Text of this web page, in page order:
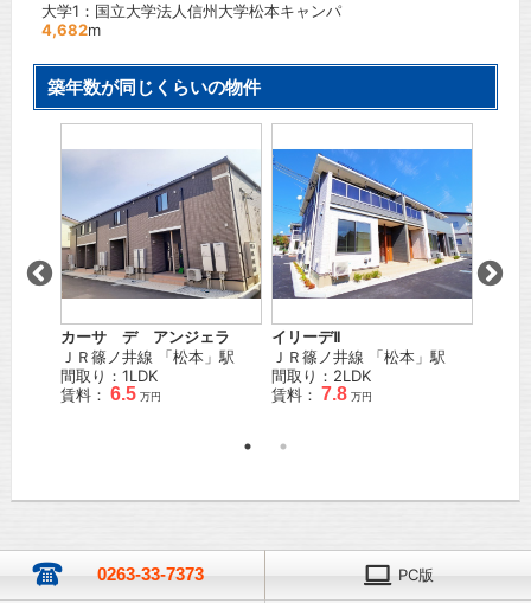
大学1：国立大学法人信州大学松本キャンパ
4,682m
築年数が同じくらいの物件
カーサ デ アンジェラ
ＪＲ篠ノ井線 「松本 」駅
間取り：1LDK
賃料： 6.5 万円
イリーデⅡ
ＪＲ篠ノ井線 「松本 」駅
間取り：2LDK
賃料： 7.8 万円
0263-33-7373 PC版